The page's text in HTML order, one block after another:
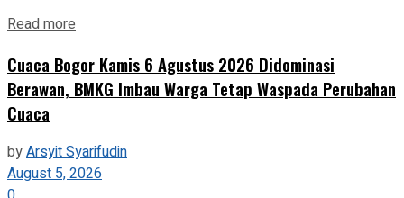
Read more
Cuaca Bogor Kamis 6 Agustus 2026 Didominasi
Berawan, BMKG Imbau Warga Tetap Waspada Perubahan
Cuaca
byArsyit Syarifudin
August 5, 2026